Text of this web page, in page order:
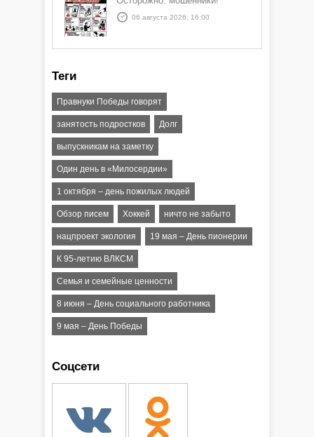
06 августа 2026, 16:00
Теги
Правнуки Победы говорят
занятость подростков Долг
выпускникам на заметку
Один день в «Милосердии»
1 октября – день пожилых людей
Обзор писем Хоккей ничто не забыто
нацпроект экология 19 мая – День пионерии
К 95-летию ВЛКСМ
Семья и семейные ценности
8 июня – День социального работника
9 мая – День Победы
Соцсети